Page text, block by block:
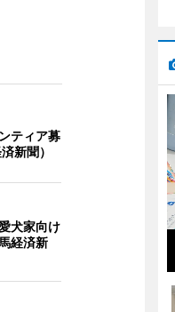
ティア募
新聞）
犬家向け
経済新